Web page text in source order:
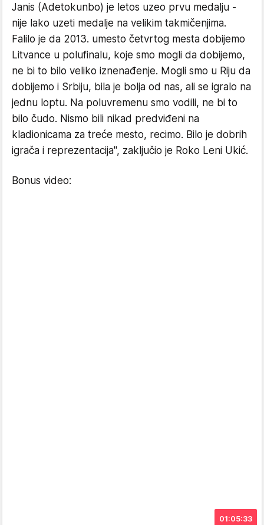
Janis (Adetokunbo) je letos uzeo prvu medalju -
nije lako uzeti medalje na velikim takmičenjima.
Falilo je da 2013. umesto četvrtog mesta dobijemo
Litvance u polufinalu, koje smo mogli da dobijemo,
ne bi to bilo veliko iznenađenje. Mogli smo u Riju da
dobijemo i Srbiju, bila je bolja od nas, ali se igralo na
jednu loptu. Na poluvremenu smo vodili, ne bi to
bilo čudo. Nismo bili nikad predviđeni na
kladionicama za treće mesto, recimo. Bilo je dobrih
igrača i reprezentacija", zaključio je Roko Leni Ukić.
Bonus video:
01:05:33